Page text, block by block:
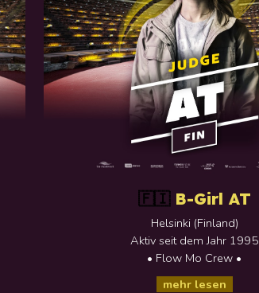
🇫🇮 B-Girl AT
Helsinki(Finland)
Aktiv seit dem Jahr 1995
• Flow Mo Crew •
mehr lesen